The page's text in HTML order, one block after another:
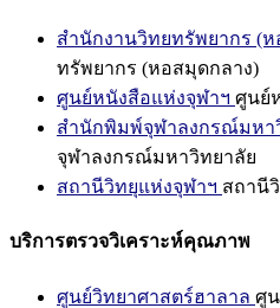
สำนักงานวิทยทรัพยากร (
ทรัพยากร (หอสมุดกลาง)
ศูนย์หนังสือแห่งจุฬาฯ ศูนย์
สำนักพิมพ์จุฬาลงกรณ์มหา
จุฬาลงกรณ์มหาวิทยาลัย
สถานีวิทยุแห่งจุฬาฯ สถานี
บริการตรวจวิเคราะห์คุณภาพ
ศูนย์วิทยาศาสตร์ฮาลาล ศู